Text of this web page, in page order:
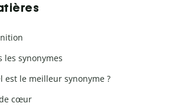
les synonymes
est le meilleur synonyme ?
cœur